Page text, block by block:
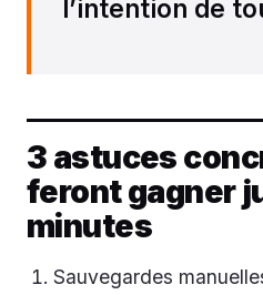
l’intention de
3 astuces
feront gagner
minutes
Sauvegardes